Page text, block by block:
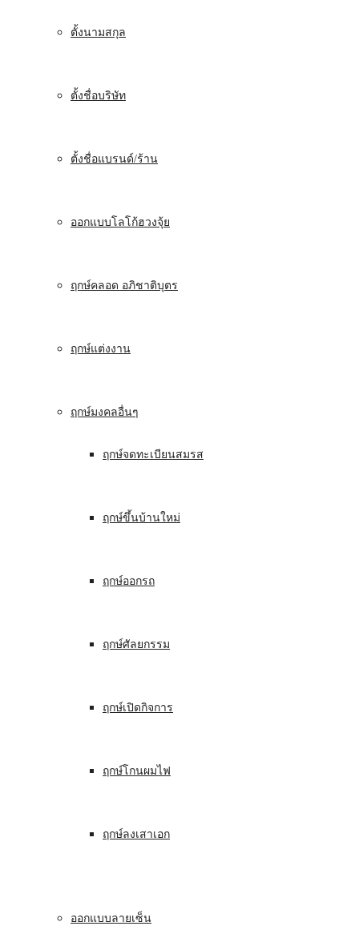
ตั้งนามสกุล
ตั้งชื่อบริษัท
ตั้งชื่อแบรนด์/ร้าน
ออกแบบโลโก้ฮวงจุ้ย
ฤกษ์คลอด อภิชาติบุตร
ฤกษ์แต่งงาน
ฤกษ์มงคลอื่นๆ
ฤกษ์จดทะเบียนสมรส
ฤกษ์ขึ้นบ้านใหม่
ฤกษ์ออกรถ
ฤกษ์ศัลยกรรม
ฤกษ์เปิดกิจการ
ฤกษ์โกนผมไฟ
ฤกษ์ลงเสาเอก
ออกแบบลายเซ็น